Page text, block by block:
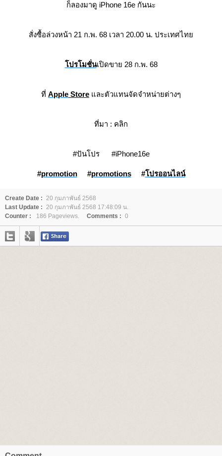
ก็ลองมาดู iPhone 16e กันนะ
สั่งซื้อล่วงหน้า 21 ก.พ. 68 เวลา 20.00 น. ประเทศไท
ปรโมชั่นเปิดขาย 28 ก.พ. 68
ที่ Apple Store ละตัวแทนจัดจำหน่ายต่างๆ
ที่มา : คลิก
#ปันโปร #iPhone16e
#promotion #promotions #ปรออนไลน์
Create Date : 20 กุมภาพันธ์ 2568
Last Update : 20 กุมภาพันธ์ 2568 17:48:09 น.
Counter :
186 Pageviews. Comments : 0